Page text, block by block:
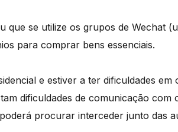
se utilize os grupos de Wechat
para comprar bens essenciais.
e estiver a ter dificuldades em
dificuldades de comunicação com
procurar interceder junto das